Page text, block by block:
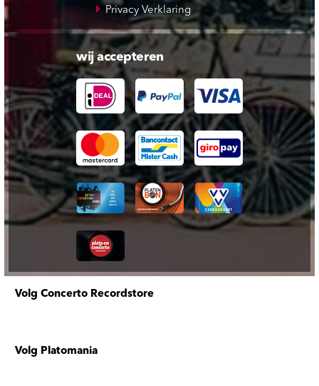
Privacy Verklaring
wij accepteren
Volg Concerto Recordstore
Volg Platomania